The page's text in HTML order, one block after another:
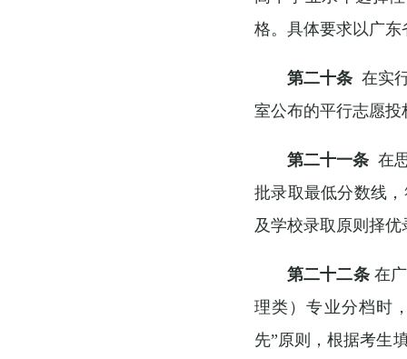
格。具体要求以广
第二十条 在实
室公布的平行志愿
第二十一条 在
批录取最低分数线
及学校录取原则择优
第二十二条在广
理类）专业分档时
先”原则，根据考生